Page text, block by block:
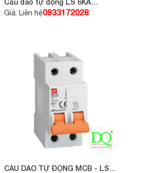
Cầu dao tự động LS 6KA
BKN1P-25A
Giá: Liên hệ0933172028
CẦU DAO TỰ ĐỘNG MCB - LS